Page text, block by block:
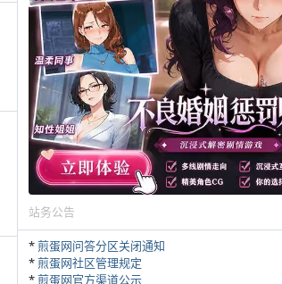
站务公告
*煎蛋网问答分区关闭通知
*煎蛋网社区管理规定
*煎蛋网官方渠道公示